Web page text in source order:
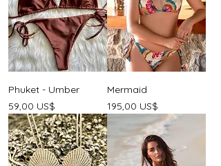
Phuket - Umber
Precio
59,00 US$
Mermaid
Precio
195,00 US$